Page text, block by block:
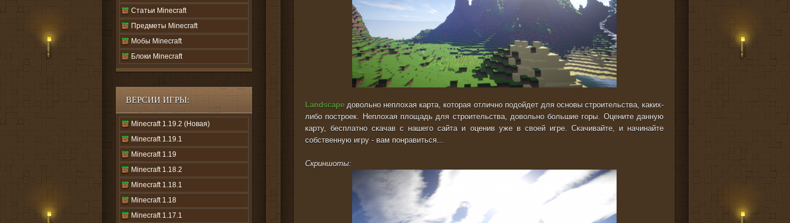
Статьи Minecraft
Предметы Minecraft
Мобы Minecraft
Блоки Minecraft
ВЕРСИИ ИГРЫ:
Minecraft 1.19.2 (Новая)
Minecraft 1.19.1
Minecraft 1.19
Minecraft 1.18.2
Minecraft 1.18.1
Minecraft 1.18
Minecraft 1.17.1
Landscape довольно неплохая карта, которая отлично подойдет для основы строительства, каких-
либо построек. Неплохая площадь для строительства, довольно большие горы. Оцените данную
карту, бесплатно скачав с нашего сайта и оценив уже в своей игре. Скачивайте, и начинайте
собственную игру - вам понравиться...
Скриншоты: